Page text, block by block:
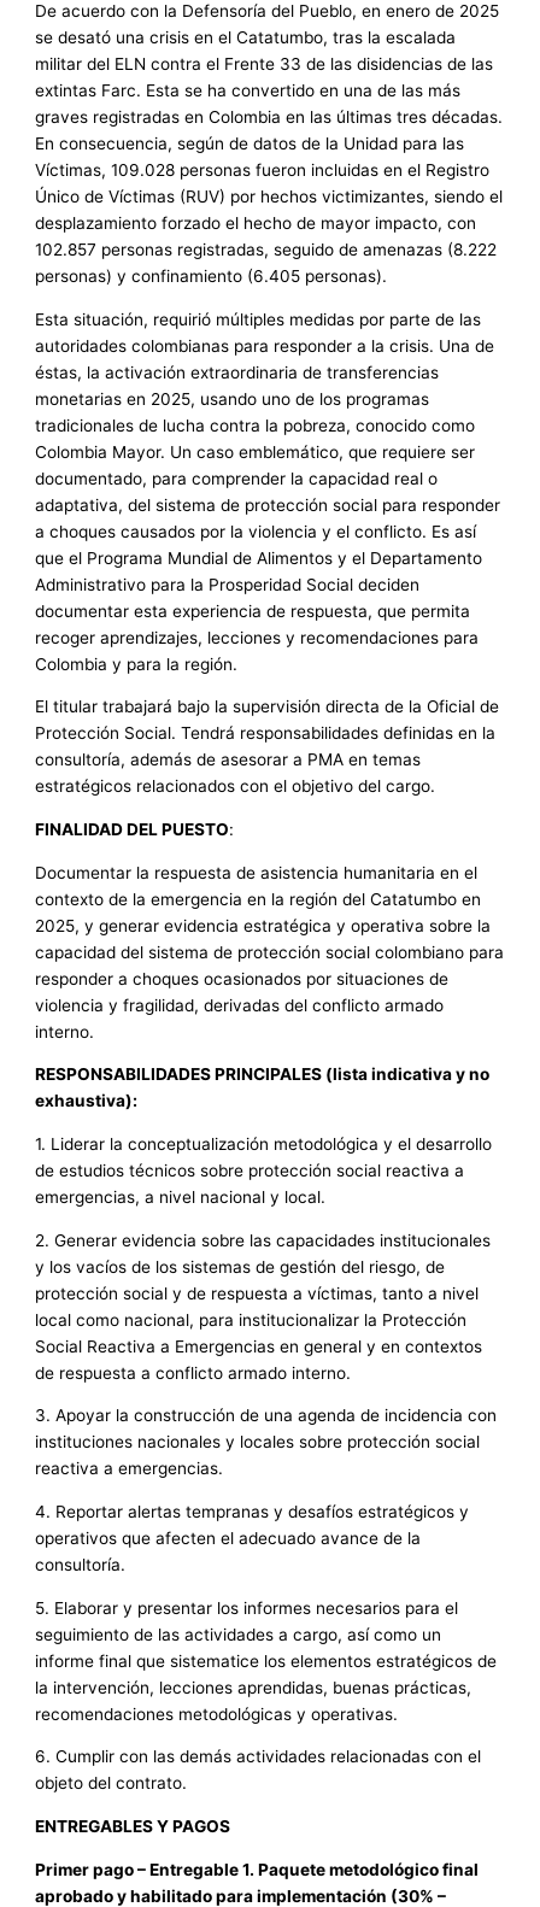
De acuerdo con la Defensoría del Pueblo, en enero de 2025
se desató una crisis en el Catatumbo, tras la escalada
militar del ELN contra el Frente 33 de las disidencias de las
extintas Farc. Esta se ha convertido en una de las más
graves registradas en Colombia en las últimas tres décadas.
En consecuencia, según de datos de la Unidad para las
Víctimas, 109.028 personas fueron incluidas en el Registro
Único de Víctimas (RUV) por hechos victimizantes, siendo el
desplazamiento forzado el hecho de mayor impacto, con
102.857 personas registradas, seguido de amenazas (8.222
personas) y confinamiento (6.405 personas).
Esta situación, requirió múltiples medidas por parte de las
autoridades colombianas para responder a la crisis. Una de
éstas, la activación extraordinaria de transferencias
monetarias en 2025, usando uno de los programas
tradicionales de lucha contra la pobreza, conocido como
Colombia Mayor. Un caso emblemático, que requiere ser
documentado, para comprender la capacidad real o
adaptativa, del sistema de protección social para responder
a choques causados por la violencia y el conflicto. Es así
que el Programa Mundial de Alimentos y el Departamento
Administrativo para la Prosperidad Social deciden
documentar esta experiencia de respuesta, que permita
recoger aprendizajes, lecciones y recomendaciones para
Colombia y para la región.
El titular trabajará bajo la supervisión directa de la Oficial de
Protección Social. Tendrá responsabilidades definidas en la
consultoría, además de asesorar a PMA en temas
estratégicos relacionados con el objetivo del cargo.
FINALIDAD DEL PUESTO:
Documentar la respuesta de asistencia humanitaria en el
contexto de la emergencia en la región del Catatumbo en
2025, y generar evidencia estratégica y operativa sobre la
capacidad del sistema de protección social colombiano para
responder a choques ocasionados por situaciones de
violencia y fragilidad, derivadas del conflicto armado
interno.
RESPONSABILIDADES PRINCIPALES (lista indicativa y no
exhaustiva):
1. Liderar la conceptualización metodológica y el desarrollo
de estudios técnicos sobre protección social reactiva a
emergencias, a nivel nacional y local.
2. Generar evidencia sobre las capacidades institucionales
y los vacíos de los sistemas de gestión del riesgo, de
protección social y de respuesta a víctimas, tanto a nivel
local como nacional, para institucionalizar la Protección
Social Reactiva a Emergencias en general y en contextos
de respuesta a conflicto armado interno.
3. Apoyar la construcción de una agenda de incidencia con
instituciones nacionales y locales sobre protección social
reactiva a emergencias.
4. Reportar alertas tempranas y desafíos estratégicos y
operativos que afecten el adecuado avance de la
consultoría.
5. Elaborar y presentar los informes necesarios para el
seguimiento de las actividades a cargo, así como un
informe final que sistematice los elementos estratégicos de
la intervención, lecciones aprendidas, buenas prácticas,
recomendaciones metodológicas y operativas.
6. Cumplir con las demás actividades relacionadas con el
objeto del contrato.
ENTREGABLES Y PAGOS
Primer pago – Entregable 1. Paquete metodológico final
aprobado y habilitado para implementación (30% –